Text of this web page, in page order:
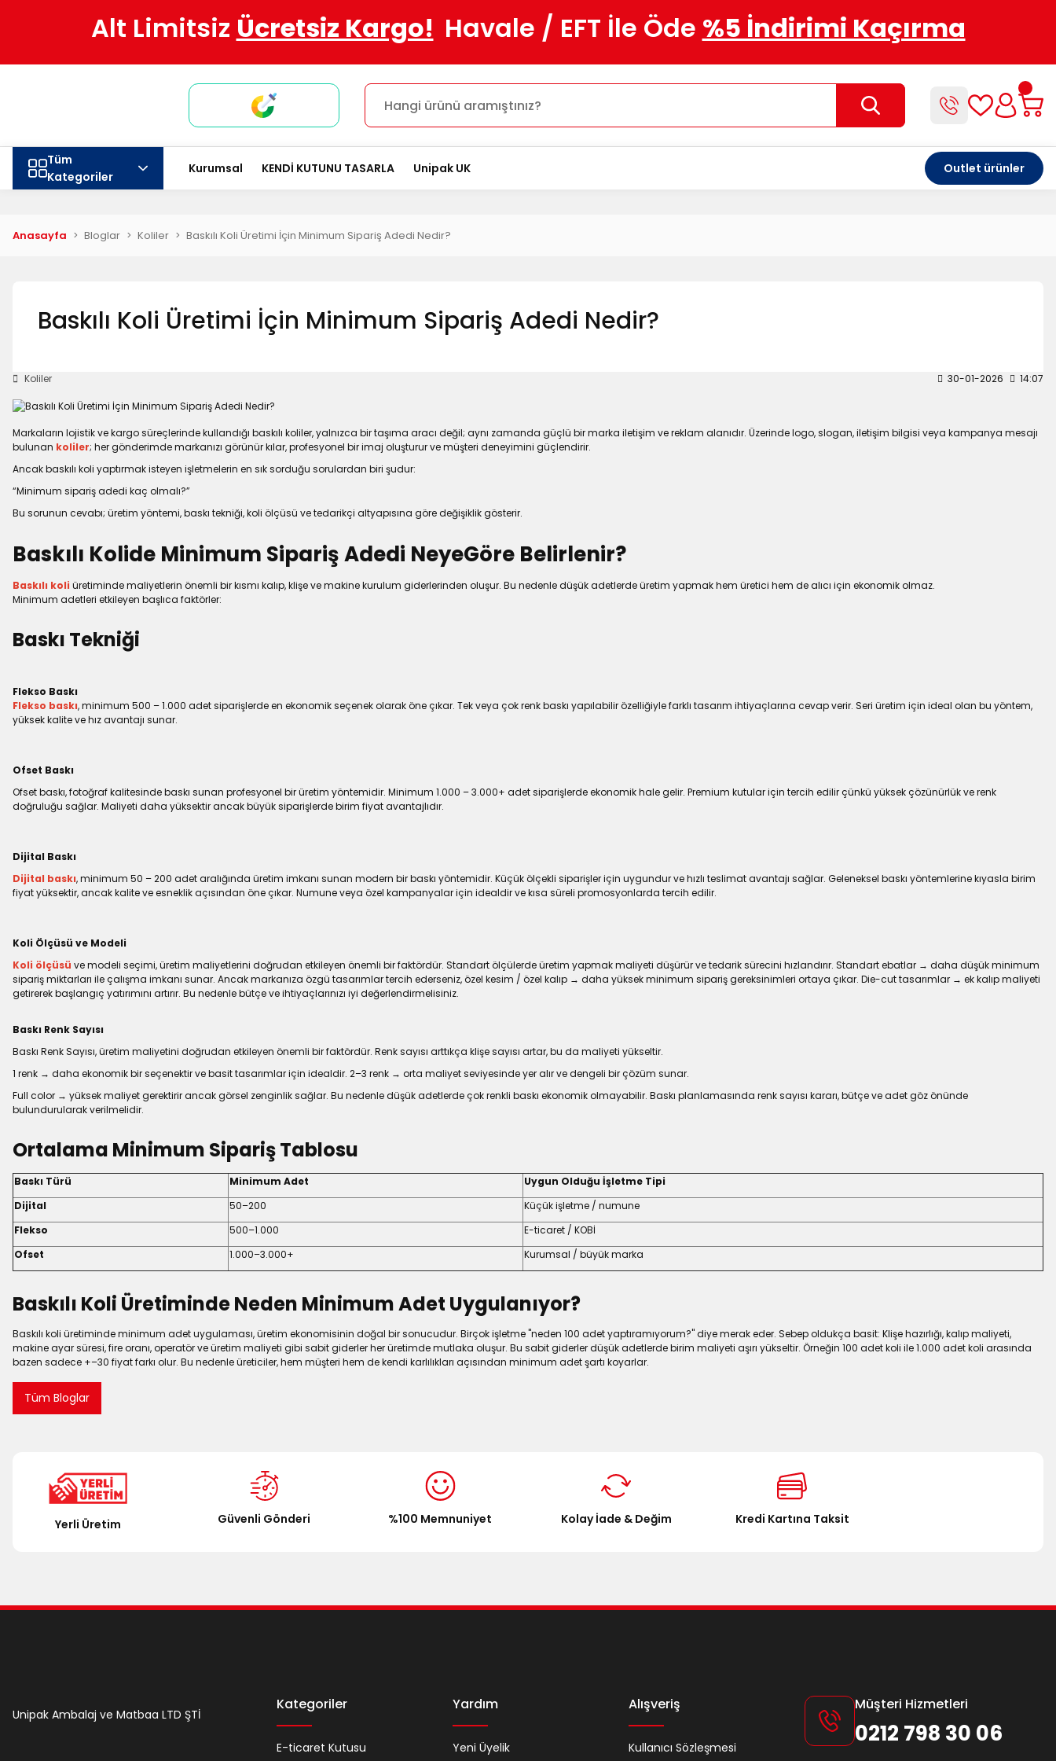
Alt Limitsiz Ücretsiz Kargo! Havale / EFT İle Öde %5 İndirimi Kaçırma
Tüm
Kategoriler
Kurumsal KENDİ KUTUNU TASARLA Unipak UK Outlet ürünler
Anasayfa Bloglar Koliler Baskılı Koli Üretimi İçin Minimum Sipariş Adedi Nedir?
Baskılı Koli Üretimi İçin Minimum Sipariş Adedi Nedir?
Koliler 30-01-2026 14:07
Markaların lojistik ve kargo süreçlerinde kullandığı baskılı koliler, yalnızca bir taşıma aracı değil; aynı zamanda güçlü bir marka iletişim ve reklam alanıdır. Üzerinde logo, slogan, iletişim bilgisi veya kampanya mesajı
bulunan koliler; her gönderimde markanızı görünür kılar, profesyonel bir imaj oluşturur ve müşteri deneyimini güçlendirir.
Ancak baskılı koli yaptırmak isteyen işletmelerin en sık sorduğu sorulardan biri şudur:
“Minimum sipariş adedi kaç olmalı?”
Bu sorunun cevabı; üretim yöntemi, baskı tekniği, koli ölçüsü ve tedarikçi altyapısına göre değişiklik gösterir.
Baskılı Kolide Minimum Sipariş Adedi NeyeGöre Belirlenir?
Baskılı koli üretiminde maliyetlerin önemli bir kısmı kalıp, klişe ve makine kurulum giderlerinden oluşur. Bu nedenle düşük adetlerde üretim yapmak hem üretici hem de alıcı için ekonomik olmaz.
Minimum adetleri etkileyen başlıca faktörler:
Baskı Tekniği
Flekso Baskı
Flekso baskı, minimum 500 – 1.000 adet siparişlerde en ekonomik seçenek olarak öne çıkar. Tek veya çok renk baskı yapılabilir özelliğiyle farklı tasarım ihtiyaçlarına cevap verir. Seri üretim için ideal olan bu yöntem,
yüksek kalite ve hız avantajı sunar.
Ofset Baskı
Ofset baskı, fotoğraf kalitesinde baskı sunan profesyonel bir üretim yöntemidir. Minimum 1.000 – 3.000+ adet siparişlerde ekonomik hale gelir. Premium kutular için tercih edilir çünkü yüksek çözünürlük ve renk
doğruluğu sağlar. Maliyeti daha yüksektir ancak büyük siparişlerde birim fiyat avantajlıdır.
Dijital Baskı
Dijital baskı, minimum 50 – 200 adet aralığında üretim imkanı sunan modern bir baskı yöntemidir. Küçük ölçekli siparişler için uygundur ve hızlı teslimat avantajı sağlar. Geleneksel baskı yöntemlerine kıyasla birim
fiyat yüksektir, ancak kalite ve esneklik açısından öne çıkar. Numune veya özel kampanyalar için idealdir ve kısa süreli promosyonlarda tercih edilir.
Koli Ölçüsü ve Modeli
Koli ölçüsü ve modeli seçimi, üretim maliyetlerini doğrudan etkileyen önemli bir faktördür. Standart ölçülerde üretim yapmak maliyeti düşürür ve tedarik sürecini hızlandırır. Standart ebatlar → daha düşük minimum
sipariş miktarları ile çalışma imkanı sunar. Ancak markanıza özgü tasarımlar tercih ederseniz, özel kesim / özel kalıp → daha yüksek minimum sipariş gereksinimleri ortaya çıkar. Die-cut tasarımlar → ek kalıp maliyeti
getirerek başlangıç yatırımını artırır. Bu nedenle bütçe ve ihtiyaçlarınızı iyi değerlendirmelisiniz.
Baskı Renk Sayısı
Baskı Renk Sayısı, üretim maliyetini doğrudan etkileyen önemli bir faktördür. Renk sayısı arttıkça klişe sayısı artar, bu da maliyeti yükseltir.
1 renk → daha ekonomik bir seçenektir ve basit tasarımlar için idealdir. 2–3 renk → orta maliyet seviyesinde yer alır ve dengeli bir çözüm sunar.
Full color → yüksek maliyet gerektirir ancak görsel zenginlik sağlar. Bu nedenle düşük adetlerde çok renkli baskı ekonomik olmayabilir. Baskı planlamasında renk sayısı kararı, bütçe ve adet göz önünde
bulundurularak verilmelidir.
Ortalama Minimum Sipariş Tablosu
Baskı Türü Minimum Adet
Uygun Olduğu İşletme Tipi
Dijital
50–200
Küçük işletme / numune
Flekso
500–1.000
E-ticaret / KOBİ
Ofset
1.000–3.000+ Kurumsal / büyük marka
Baskılı Koli Üretiminde Neden Minimum Adet Uygulanıyor?
Baskılı koli üretiminde minimum adet uygulaması, üretim ekonomisinin doğal bir sonucudur. Birçok işletme "neden 100 adet yaptıramıyorum?" diye merak eder. Sebep oldukça basit: Klişe hazırlığı, kalıp maliyeti,
makine ayar süresi, fire oranı, operatör ve üretim maliyeti gibi sabit giderler her üretimde mutlaka oluşur. Bu sabit giderler düşük adetlerde birim maliyeti aşırı yükseltir. Örneğin 100 adet koli ile 1.000 adet koli arasında
bazen sadece +–30 fiyat farkı olur. Bu nedenle üreticiler, hem müşteri hem de kendi karlılıkları açısından minimum adet şartı koyarlar.
Tüm Bloglar
Yerli Üretim Güvenli Gönderi %100 Memnuniyet Kolay İade & Değim Kredi Kartına Taksit
Unipak Ambalaj ve Matbaa LTD ŞTİ
Kategoriler
E-ticaret Kutusu
Yardım
Yeni Üyelik
Alışveriş
Kullanıcı Sözleşmesi
Müşteri Hizmetleri
0212 798 30 06